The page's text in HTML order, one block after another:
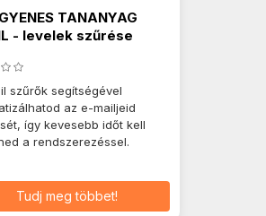
TANANYAG
- levelek szűrése
szűrők segítségével
az e-mailjeid
így kevesebb időt kell
a rendszerezéssel.
Tudj meg többet!